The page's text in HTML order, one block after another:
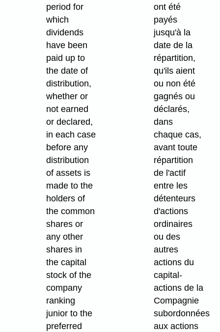
period for
which
dividends
have been
paid up to
the date of
distribution,
whether or
not earned
or declared,
in each case
before any
distribution
of assets is
made to the
holders of
the common
shares or
any other
shares in
the capital
stock of the
company
ranking
junior to the
preferred
ont été
payés
jusqu'à la
date de la
répartition,
qu'ils aient
ou non été
gagnés ou
déclarés,
dans
chaque cas,
avant toute
répartition
de l'actif
entre les
détenteurs
d'actions
ordinaires
ou des
autres
actions du
capital-
actions de la
Compagnie
subordonnées
aux actions